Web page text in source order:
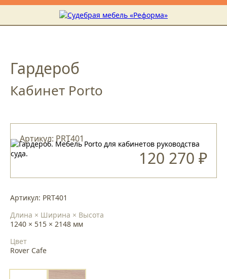
Гардероб
Кабинет Porto
Артикул: PRT401
120 270 ₽
Артикул: PRT401
Длина × Ширина × Высота
1240 × 515 × 2148 мм
Цвет
Rover Cafe